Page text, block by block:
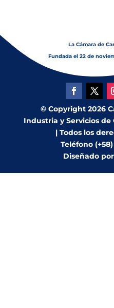
La Cámara de
Fundada el 22 de
© Copyright 2026
Industria y Servicios de
| Todos los
Teléfono
Diseñado